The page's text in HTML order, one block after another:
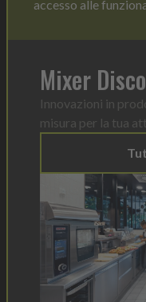
accesso alle
Mixer
Innovazioni in
misura per la tua